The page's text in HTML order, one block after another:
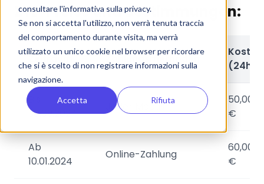
consultare l'informativa sulla privacy.
Se non si accetta l'utilizzo, non verrà tenuta traccia
del comportamento durante visita, ma verrà
utilizzato un unico cookie nel browser per ricordare
che si è scelto di non registrare informazioni sulla
navigazione.
Accetta Rifiuta
ZTL-Preise und Bestimmungen:
Zeitraum Zahlungsmethoden
Kosten
(24h)
30.09.2024
Jeder Modus
50,00
€
Ab
10.01.2024
Online-Zahlung
60,00
€